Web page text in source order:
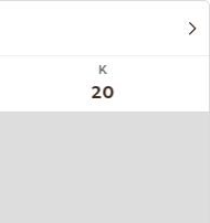
K
20